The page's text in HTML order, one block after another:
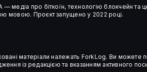
— медіа про біткоїн, технологію блокчейн та
мовою. Проєкт запущено у 2022 році.
матеріали належать ForkLog. Ви можете
із редакцією та вказанням активного